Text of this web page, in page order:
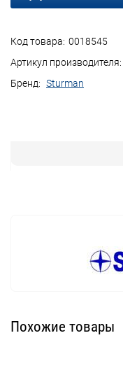
Код товара: 0018545
Артикул производителя:
Бренд: Sturman
Похожие товары